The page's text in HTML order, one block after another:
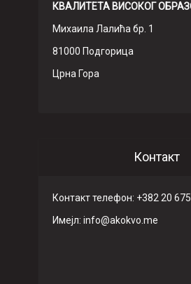
КВАЛИТЕТА ВИСОКОГ
Михаила Лалића бр. 1
81000 Подгорица
Црна Гора
Контакт
Контакт телефон: +382 20
Имeјл: info@akokvo.me